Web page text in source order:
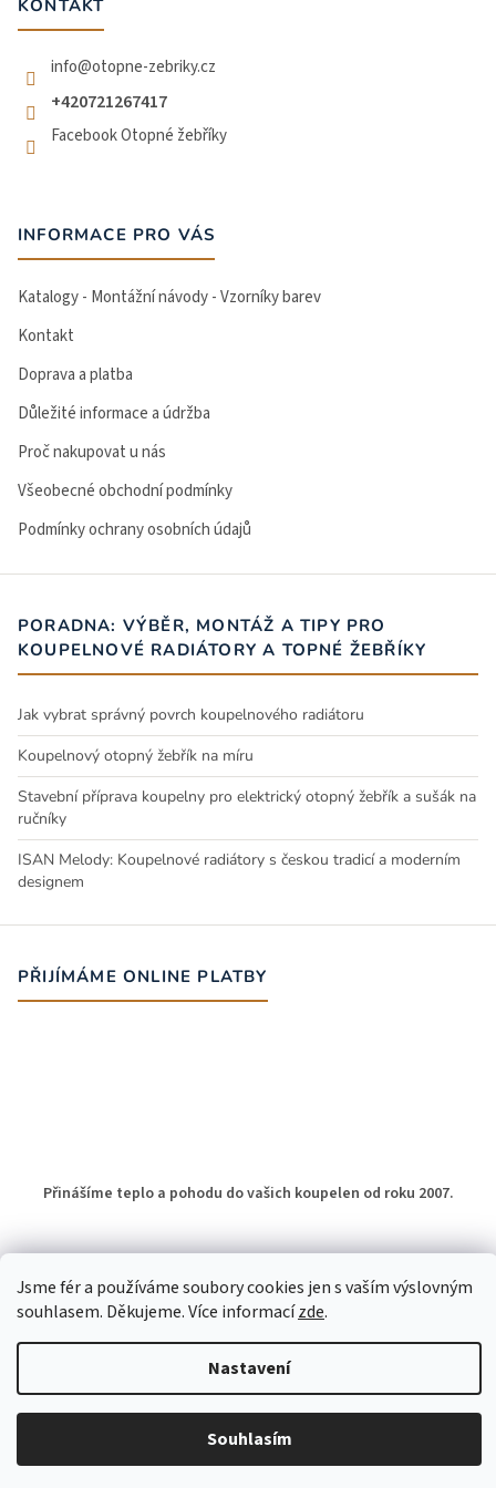
Jsme fér a používáme soubory cookies jen s vaším výslovným
souhlasem. Děkujeme. Více informacízde.
Nastavení
Souhlasím
KONTAKT
info@otopne-zebriky.cz
+420721267417
Facebook Otopné žebříky
INFORMACE PRO VÁS
Katalogy - Montážní návody - Vzorníky barev
Kontakt
Doprava a platba
Důležité informace a údržba
Proč nakupovat u nás
Všeobecné obchodní podmínky
Podmínky ochrany osobních údajů
PORADNA: VÝBĚR, MONTÁŽ A TIPY PRO
KOUPELNOVÉ RADIÁTORY A TOPNÉ ŽEBŘÍKY
Jak vybrat správný povrch koupelnového radiátoru
Koupelnový otopný žebřík na míru
Stavební příprava koupelny pro elektrický otopný žebřík a sušák na
ručníky
ISAN Melody: Koupelnové radiátory s českou tradicí a moderním
designem
PŘIJÍMÁME ONLINE PLATBY
Přinášíme teplo a pohodu do vašich koupelen od roku 2007.
Copyright 2026Otopné žebříky do koupelny. Všechna práva